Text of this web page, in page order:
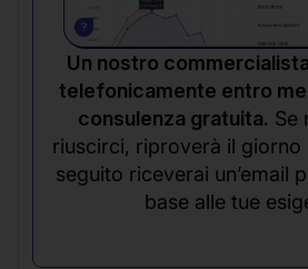
Un nostro
telefonicamente entro
consulenza gratuita. Se
riuscirci, riproverà il giorno
seguito riceverai un’email
base alle tue